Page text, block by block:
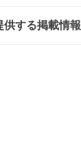
供する掲載情報